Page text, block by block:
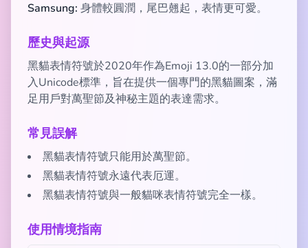
Samsung: 身體較圓潤，尾巴翹起，表情更可愛。
歷史與起源
黑貓表情符號於2020年作為Emoji 13.0的一部分加
入Unicode標準，旨在提供一個專門的黑貓圖案，滿
足用戶對萬聖節及神秘主題的表達需求。
常見誤解
黑貓表情符號只能用於萬聖節。
黑貓表情符號永遠代表厄運。
黑貓表情符號與一般貓咪表情符號完全一樣。
使用情境指南